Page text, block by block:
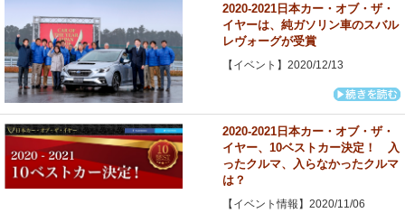
2020-2021日本カー・オブ・ザ・
イヤーは、純ガソリン車のスバル
レヴォーグが受賞
【イベント】2020/12/13
2020‐2021日本カー・オブ・ザ・
イヤー、10ベストカー決定！ 入
ったクルマ、入らなかったクルマ
は？
【イベント情報】2020/11/06